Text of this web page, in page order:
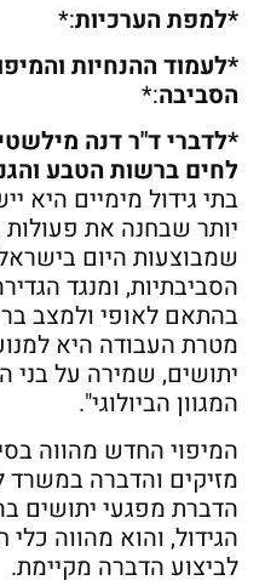
*למפת הערכיות:*
*לעמוד ההנחיות
הסביבה:*
*לדברי ד"ר דנה
לחים ברשות הטבע
בתי גידול מימיים היא
יותר שבחנה את
שמבוצעות היום
הסביבתיות, ומנגד
בהתאם לאופי ולמצב
מטרת העבודה היא
יתושים, שמירה על
המגוון הביולוגי".
המיפוי החדש מהווה
מזיקים והדברה במשרד
הדברת מפגעי יתושים
הגידול, והוא מהווה
לביצוע הדברה מקיימת.